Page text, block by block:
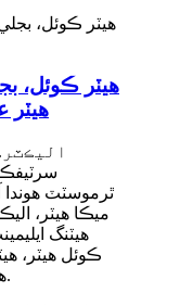
هيٽر ڪوئل،
هيٽر
ٿرموسٽٽ
ميڪا هيٽر،
هيٽنگ
ڪوئل هيٽر،
هيٽنگ ڪور وغيره سڏيندا آهيون.